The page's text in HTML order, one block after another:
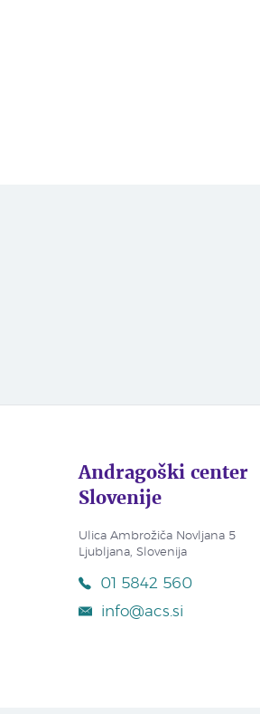
Andragoški center
Slovenije
Ulica Ambrožiča Novljana 5
Ljubljana, Slovenija
01 5842 560
info@acs.si